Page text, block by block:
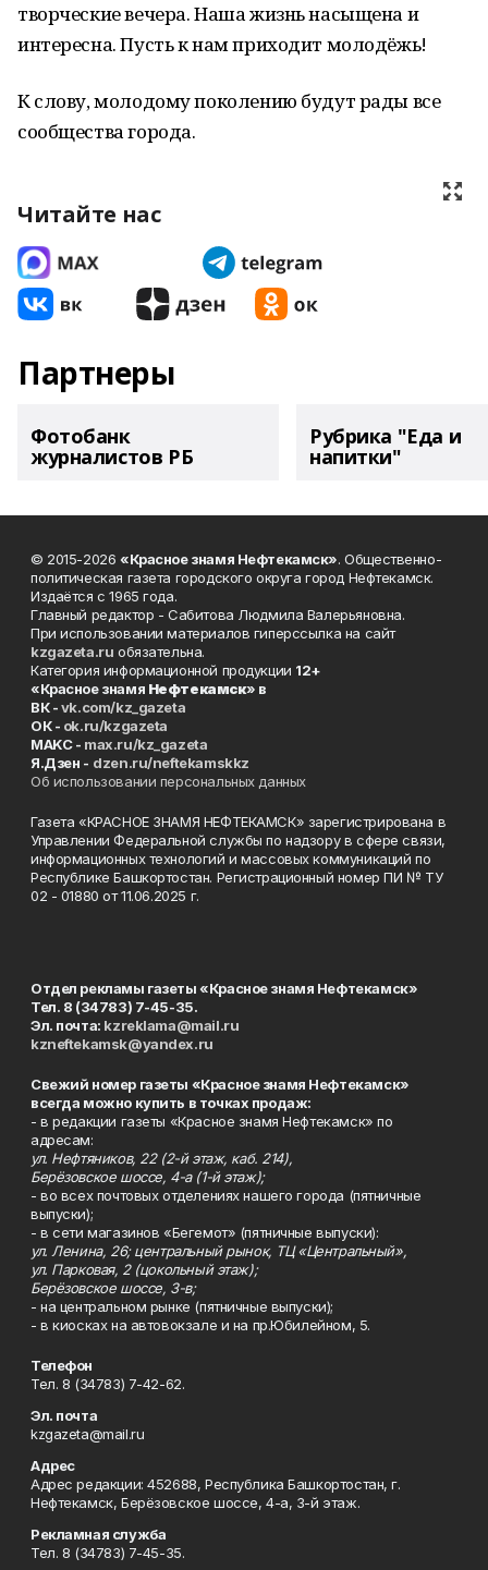
творческие вечера. Наша жизнь насыщена и
интересна. Пусть к нам приходит молодёжь!
К слову, молодому поколению будут рады все
сообщества города.
Читайте нас
Партнеры
Фотобанк
журналистов РБ
Рубрика "Еда и
напитки"
© 2015-2026 «Красное знамя Нефтекамск». Общественно-
политическая газета городского округа город Нефтекамск.
Издаётся с 1965 года.
Главный редактор - Сабитова Людмила Валерьяновна.
При использовании материалов гиперссылка на сайт
kzgazeta.ru обязательна.
Категория информационной продукции 12+
«Красное знамя Нефтекамск» в
ВК -vk.com/kz_gazeta
ОК - ok.ru/kzgazeta
MAKC - max.ru/kz_gazeta
Я.Дзен - dzen.ru/neftekamskkz
Об использовании персональных данных
Газета «КРАСНОЕ ЗНАМЯ НЕФТЕКАМСК» зарегистрирована в
Управлении Федеральной службы по надзору в сфере связи,
информационных технологий и массовых коммуникаций по
Республике Башкортостан. Регистрационный номер ПИ № ТУ
02 - 01880 от 11.06.2025 г.
Отдел рекламы газеты «Красное знамя Нефтекамск»
Тел. 8 (34783) 7-45-35.
Эл. почта: kzreklama@mail.ru
kzneftekamsk@yandex.ru
Свежий номер газеты «Красное знамя Нефтекамск»
всегда можно купить в точках продаж:
- в редакции газеты «Красное знамя Нефтекамск» по
адресам:
ул. Нефтяников, 22 (2-й этаж, каб. 214),
Берёзовское шоссе, 4-а (1-й этаж);
- во всех почтовых отделениях нашего города (пятничные
выпуски);
- в сети магазинов «Бегемот» (пятничные выпуски):
ул. Ленина, 26; центральный рынок, ТЦ «Центральный»,
ул. Парковая, 2 (цокольный этаж);
Берёзовское шоссе, 3-в;
- на центральном рынке (пятничные выпуски);
- в киосках на автовокзале и на пр.Юбилейном, 5.
Телефон
Тел. 8 (34783) 7-42-62.
Эл. почта
kzgazeta@mail.ru
Адрес
Адрес редакции: 452688, Республика Башкортостан, г.
Нефтекамск, Берёзовское шоссе, 4-а, 3-й этаж.
Рекламная служба
Тел. 8 (34783) 7-45-35.